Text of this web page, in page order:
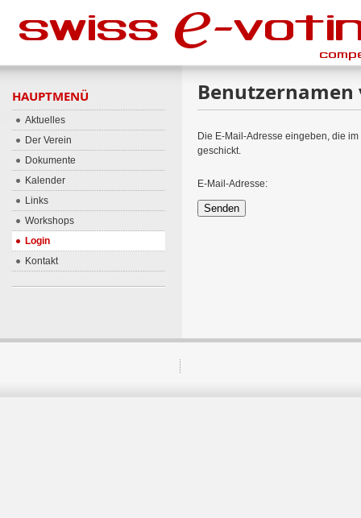
Benutzernamen
Die E-Mail-Adresse eingeben, die
geschickt.
E-Mail-Adresse:
Senden
HAUPTMENÜ
Aktuelles
Der Verein
Dokumente
Kalender
Links
Workshops
Login
Kontakt